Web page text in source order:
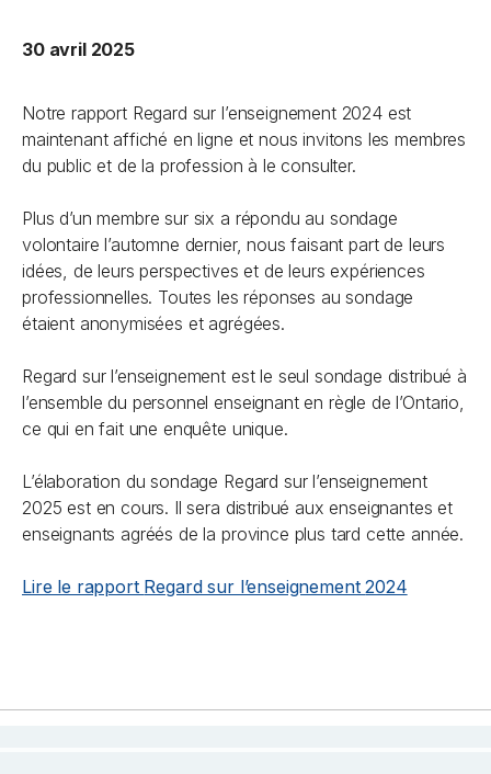
30 avril 2025
Notre rapport Regard sur l’enseignement2024 est
maintenant affiché en ligne et nous invitons les membres
du public et de la profession à le consulter.
Plus d’un membre sur six a répondu au sondage
volontaire l’automne dernier, nous faisant part de leurs
idées, de leurs perspectives et de leurs expériences
professionnelles. Toutes les réponses au sondage
étaient anonymisées et agrégées.
Regard sur l’enseignement est le seul sondage distribué à
l’ensemble du personnel enseignant en règle de l’Ontario,
ce qui en fait une enquête unique.
L’élaboration du sondage Regard sur l’enseignement
2025 est en cours. Il sera distribué aux enseignantes et
enseignants agréés de la province plus tard cette année.
Lire le rapport Regard sur l’enseignement2024